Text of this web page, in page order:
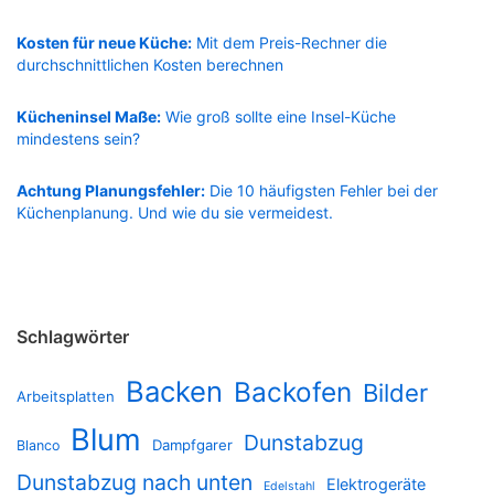
Kosten für neue Küche: Mit dem Preis-Rechner die
durchschnittlichen Kosten berechnen
Kücheninsel Maße: Wie groß sollte eine Insel-Küche
mindestens sein?
Achtung Planungsfehler: Die 10 häufigsten Fehler bei der
Küchenplanung. Und wie du sie vermeidest.
Schlagwörter
Arbeitsplatten Backen Backofen Bilder
Blanco Blum Dampfgarer
Dunstabzug
Dunstabzug nach unten
Edelstahl Elektrogeräte